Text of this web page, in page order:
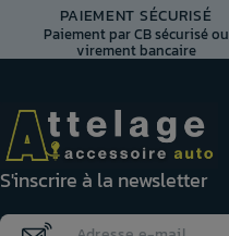
PAIEMENT SÉCURISÉ
Paiement par CB sécurisé ou
virement bancaire
S'inscrire à la newsletter